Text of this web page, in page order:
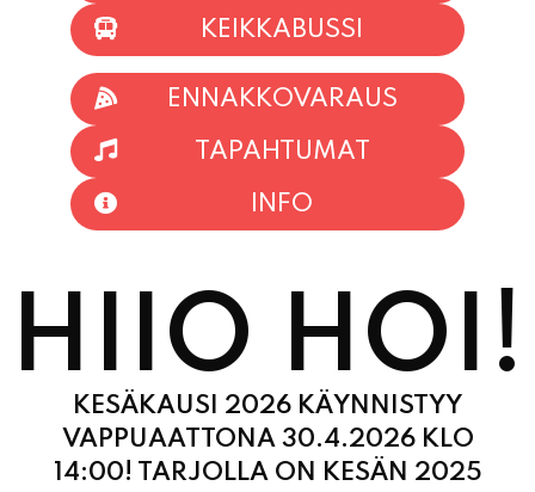
KEIKKABUSSI
ENNAKKOVARAUS
TAPAHTUMAT
INFO
HIIO HOI!
KESÄKAUSI 2026 KÄYNNISTYY
VAPPUAATTONA 30.4.2026 KLO
14:00! TARJOLLA ON KESÄN 2025